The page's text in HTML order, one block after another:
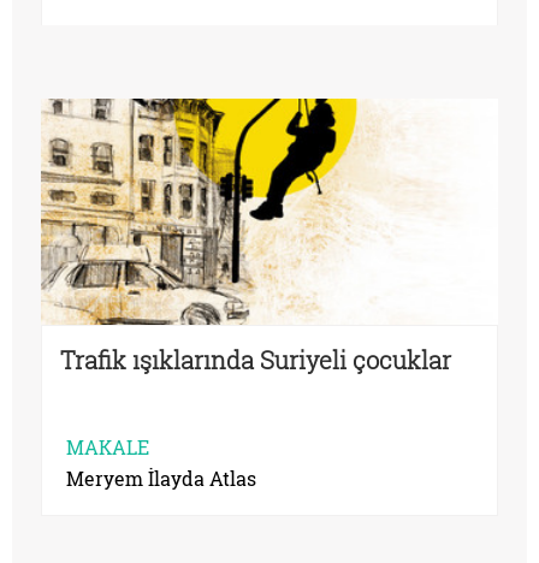
Trafik ışıklarında Suriyeli çocuklar
MAKALE
Meryem İlayda Atlas